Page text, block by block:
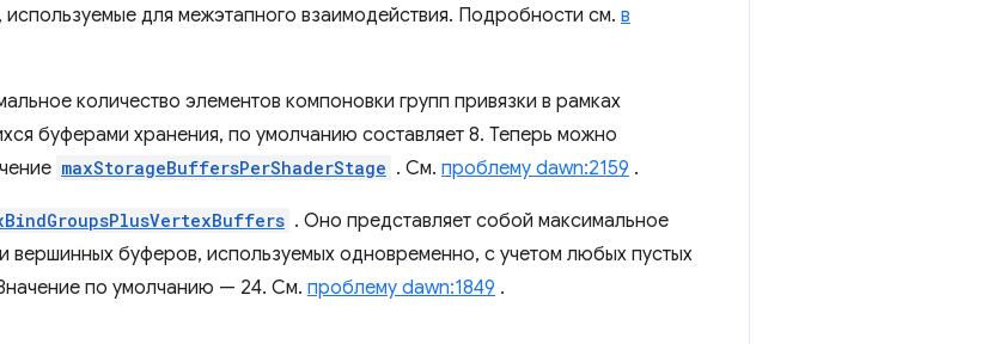
, используемые для межэтапного взаимодействия. Подробности см. в
количество элементов компоновки групп привязки в рамках
буферами хранения, по умолчанию составляет 8. Теперь можно
maxStorageBuffersPerShaderStage . См. проблему dawn:2159 .
. Оно представляет собой максимальное
вершинных буферов, используемых одновременно, с учетом любых пустых
по умолчанию — 24. См. проблему dawn:1849 .